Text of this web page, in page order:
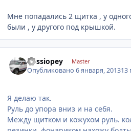
Мне попадались 2 щитка , у
были , у другого под крышкой.
kossiopey Master
Опубликовано6 января, 201313
Я делаю так.
Руль до упора вниз и на себя.
Между щитком и кожухом руль.